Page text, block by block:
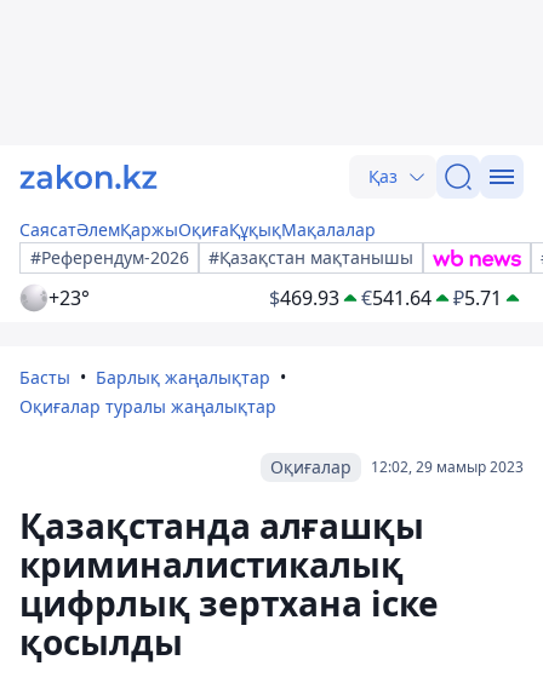
Қаз
СаясатӘлемҚаржыОқиғаҚұқықМақалалар
#Референдум-2026
#Қазақстан мақтанышы
+23° $469.93 €541.64 ₽5.71
Басты
Барлық жаңалықтар
Оқиғалар туралы жаңалықтар
12:02, 29 мамыр 2023
Оқиғалар
Қазақстанда алғашқы
криминалистикалық
цифрлық зертхана іске
қосылды